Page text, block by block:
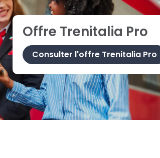
Offre Trenitalia Pro
Consulter l'offre Trenitalia Pro